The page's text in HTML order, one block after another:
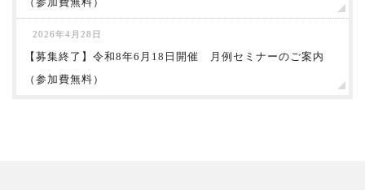
2026年4月28日
【募集終了】令和8年6月18日開催 月例セミナーのご案内
（参加費無料）